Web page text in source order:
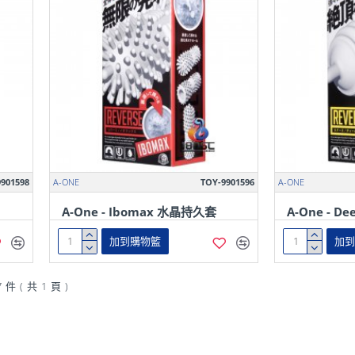
A-ONE TOY-9901596
A-One - Ibomax 水晶持久套
加到購物籃
A-ONE
A-One -
加
件 ( 共 1 頁 )